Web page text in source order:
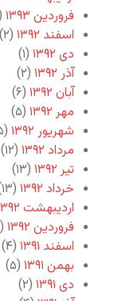
فروردین ۱۳۹۳
اسفند ۱۳۹۲
(۲)
دی ۱۳۹۲
(۱)
آذر ۱۳۹۲
(۲)
آبان ۱۳۹۲
(۶)
مهر ۱۳۹۲
(۵)
شهریور ۱۳۹۲
(۵)
مرداد ۱۳۹۲
(۱۲)
تیر ۱۳۹۲
(۱۳)
خرداد ۱۳۹۲
(۱۳)
اردیبهشت ۱۳۹۲
فروردین ۱۳۹۲
(۴)
اسفند ۱۳۹۱
(۴)
بهمن ۱۳۹۱
(۵)
دی ۱۳۹۱
(۲)